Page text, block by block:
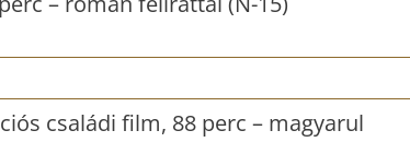
családi film, 88 perc – magyarul